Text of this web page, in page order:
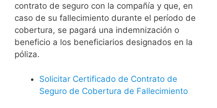
contrato de seguro con la compañía y que, en
caso de su fallecimiento durante el período de
cobertura, se pagará una indemnización o
beneficio a los beneficiarios designados en la
póliza.
Solicitar Certificado de Contrato de
Seguro de Cobertura de Fallecimiento